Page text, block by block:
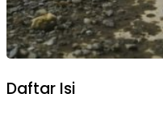
Daftar Isi